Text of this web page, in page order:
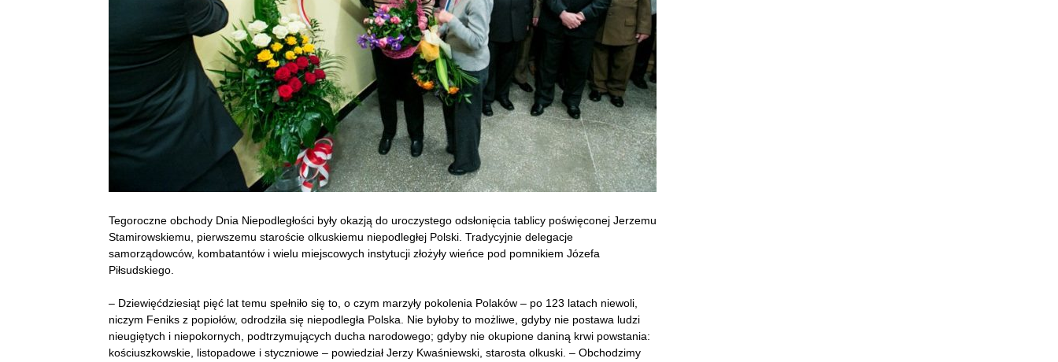
Tegoroczne obchody Dnia Niepodległości były okazją do uroczystego odsłonięcia tablicy poświęconej Jerzemu
Stamirowskiemu, pierwszemu staroście olkuskiemu niepodległej Polski. Tradycyjnie delegacje
samorządowców, kombatantów i wielu miejscowych instytucji złożyły wieńce pod pomnikiem Józefa
Piłsudskiego.
– Dziewięćdziesiąt pięć lat temu spełniło się to, o czym marzyły pokolenia Polaków – po 123 latach niewoli,
niczym Feniks z popiołów, odrodziła się niepodległa Polska. Nie byłoby to możliwe, gdyby nie postawa ludzi
nieugiętych i niepokornych, podtrzymujących ducha narodowego; gdyby nie okupione daniną krwi powstania:
kościuszkowskie, listopadowe i styczniowe – powiedział Jerzy Kwaśniewski, starosta olkuski. – Obchodzimy